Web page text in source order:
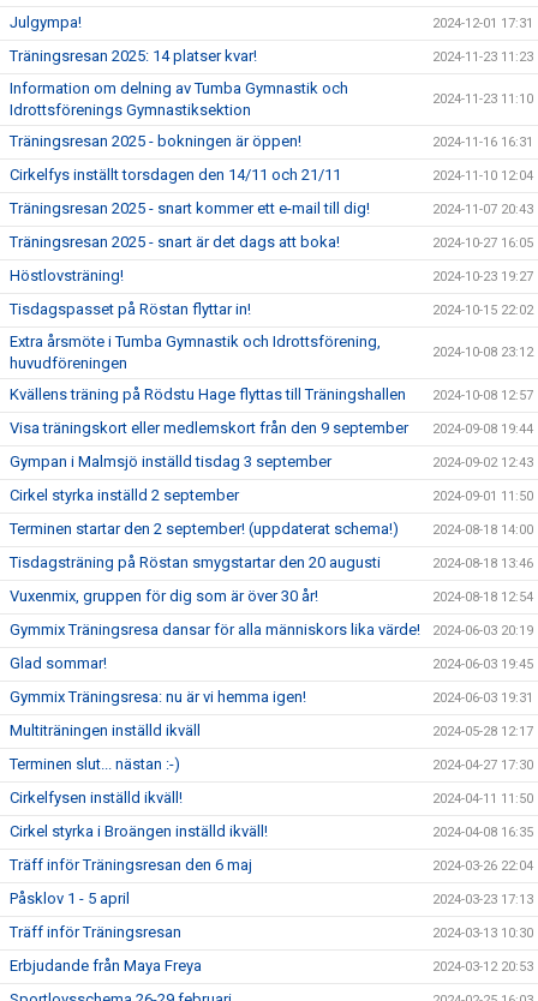
Julgympa! 2024-12-01 17:31
Träningsresan 2025: 14 platser kvar! 2024-11-23 11:23
Information om delning av Tumba Gymnastik och
Idrottsförenings Gymnastiksektion
2024-11-23 11:10
Träningsresan 2025 - bokningen är öppen! 2024-11-16 16:31
Cirkelfys inställt torsdagen den 14/11 och 21/11 2024-11-10 12:04
Träningsresan 2025 - snart kommer ett e-mail till dig! 2024-11-07 20:43
Träningsresan 2025 - snart är det dags att boka! 2024-10-27 16:05
Höstlovsträning! 2024-10-23 19:27
Tisdagspasset på Röstan flyttar in! 2024-10-15 22:02
Extra årsmöte i Tumba Gymnastik och Idrottsförening,
huvudföreningen
2024-10-08 23:12
Kvällens träning på Rödstu Hage flyttas till Träningshallen 2024-10-08 12:57
Visa träningskort eller medlemskort från den 9 september 2024-09-08 19:44
Gympan i Malmsjö inställd tisdag 3 september 2024-09-02 12:43
Cirkel styrka inställd 2 september 2024-09-01 11:50
Terminen startar den 2 september! (uppdaterat schema!) 2024-08-18 14:00
Tisdagsträning på Röstan smygstartar den 20 augusti 2024-08-18 13:46
Vuxenmix, gruppen för dig som är över 30 år! 2024-08-18 12:54
Gymmix Träningsresa dansar för alla människors lika värde! 2024-06-03 20:19
Glad sommar! 2024-06-03 19:45
Gymmix Träningsresa: nu är vi hemma igen! 2024-06-03 19:31
Multiträningen inställd ikväll 2024-05-28 12:17
Terminen slut... nästan :-) 2024-04-27 17:30
Cirkelfysen inställd ikväll! 2024-04-11 11:50
Cirkel styrka i Broängen inställd ikväll! 2024-04-08 16:35
Träff inför Träningsresan den 6 maj 2024-03-26 22:04
Påsklov 1 - 5 april 2024-03-23 17:13
Träff inför Träningsresan 2024-03-13 10:30
Erbjudande från Maya Freya 2024-03-12 20:53